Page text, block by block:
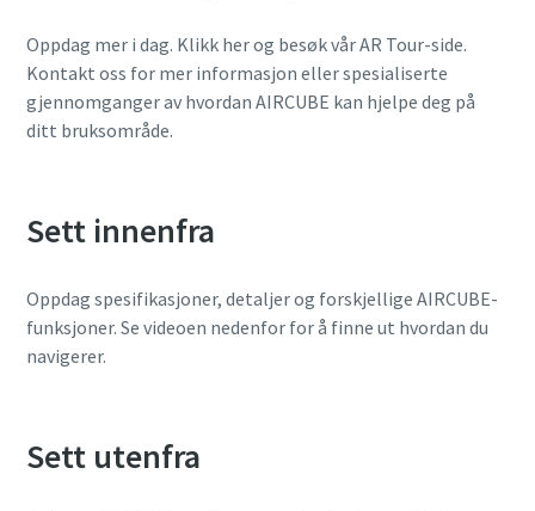
10 trinn til en grønn og mer effektiv
produksjon
Få mer informasjon
Oppdag mer i dag. Klikk her og besøk vår AR Tour-side.
Kontakt oss for mer informasjon eller spesialiserte
gjennomganger av hvordan AIRCUBE kan hjelpe deg på
ditt bruksområde.
Sett innenfra
Oppdag spesifikasjoner, detaljer og forskjellige AIRCUBE-
funksjoner. Se videoen nedenfor for å finne ut hvordan du
navigerer.
Sett utenfra